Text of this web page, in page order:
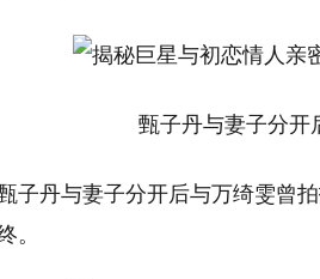
甄子丹与妻子分开后
子丹与妻子分开后与万绮雯曾
。